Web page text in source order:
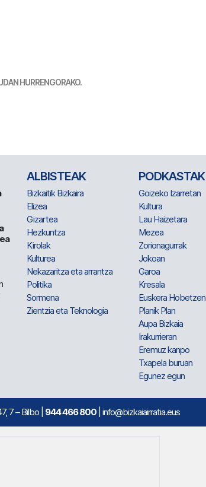
HURRENGORAKO.
ALBISTEAK
Bizkaitik Bizkaira
Elizea
Gizartea
Hezkuntza
Kirolak
Kulturea
Nekazaritza eta arrantza
Politika
Sormena
Zientzia eta Teknologia
PODKASTAK
Goizeko Izarretan
Kultura
Lau Haizetara
Mezea
Zorionagurrak
Jokoan
Garoa
Kresala
Euskera Hobetzen
Planik Plan
Aupa Bizkaia
Irakurrieran
Eremuz kanpo
Txapela buruan
Egunez egun
7 – Bilbo | 944 466 800 | info@bizkaiairratia.eus